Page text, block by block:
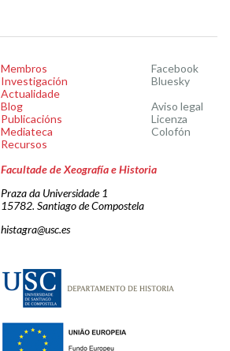
Membros
Investigación
Actualidade
Blog
Publicacións
Mediateca
Recursos
Facebook
Bluesky
Aviso legal
Licenza
Colofón
Facultade de Xeografía e Historia
Praza da Universidade 1
15782. Santiago de Compostela
histagra@usc.es